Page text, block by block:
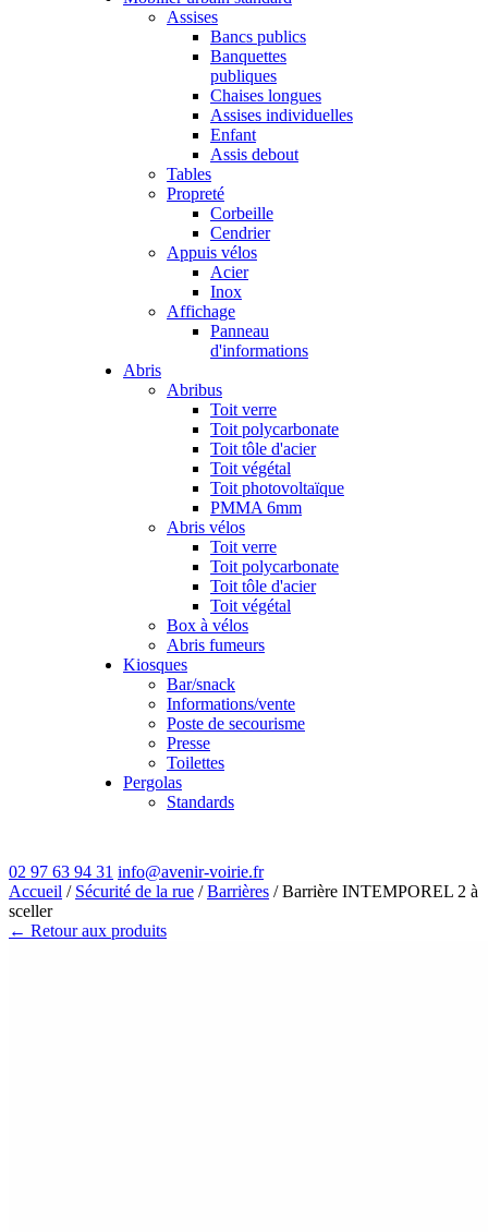
Assises
Bancs publics
Banquettes
publiques
Chaises longues
Assises individuelles
Enfant
Assis debout
Tables
Propreté
Corbeille
Cendrier
Appuis vélos
Acier
Inox
Affichage
Panneau
d'informations
Abris
Abribus
Toit verre
Toit polycarbonate
Toit tôle d'acier
Toit végétal
Toit photovoltaïque
PMMA 6mm
Abris vélos
Toit verre
Toit polycarbonate
Toit tôle d'acier
Toit végétal
Box à vélos
Abris fumeurs
Kiosques
Bar/snack
Informations/vente
Poste de secourisme
Presse
Toilettes
Pergolas
Standards
02 97 63 94 31 info@avenir-voirie.fr
Accueil / Sécurité de la rue /Barrières / Barrière INTEMPOREL 2 à
sceller
← Retour aux produits